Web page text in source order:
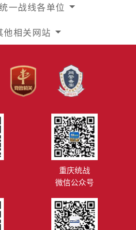
一战线各单位
他相关网站
重庆统战
微信公众号